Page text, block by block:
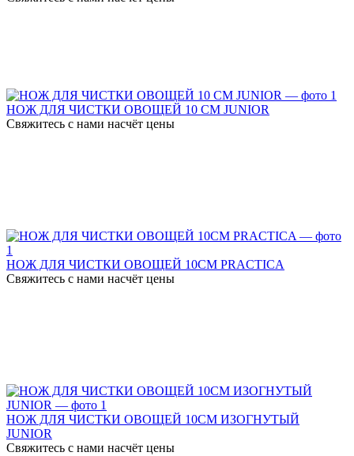
НОЖ ДЛЯ ЧИСТКИ ОВОЩЕЙ 10 СМ JUNIOR
Свяжитесь с нами насчёт цены
НОЖ ДЛЯ ЧИСТКИ ОВОЩЕЙ 10СМ PRACTICA
Свяжитесь с нами насчёт цены
НОЖ ДЛЯ ЧИСТКИ ОВОЩЕЙ 10СМ ИЗОГНУТЫЙ
JUNIOR
Свяжитесь с нами насчёт цены